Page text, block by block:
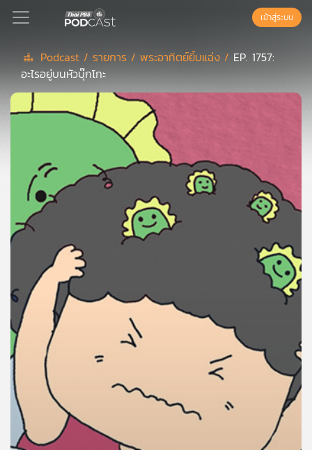
Podcast
แนะนำ
เพล
สต์
ของ
คุณ
เพลง
บทความ
เข้าสู่ระบบ
Podcast / รายการ /พระอาทิตย์ยิ้มแฉ่ง / EP. 1757:
อะไรอยู่บนหัวบุ๊กโกะ